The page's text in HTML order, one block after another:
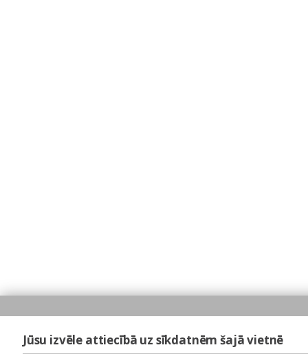
Jūsu izvēle attiecībā uz sīkdatnēm šajā vietnē